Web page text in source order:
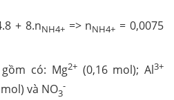
+ 8.nNH4+=> nNH4+ = 0,0075
có: Mg2+(0,16 mol); Al3+
và NO3
-